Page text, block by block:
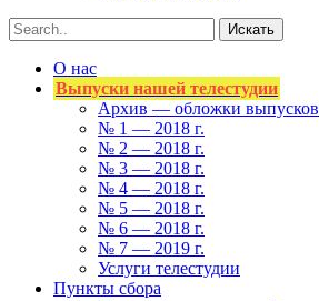
О нас
Выпуски нашей телестудии
Архив — обложки выпусков
№ 1 — 2018 г.
№ 2 — 2018 г.
№ 3 — 2018 г.
№ 4 — 2018 г.
№ 5 — 2018 г.
№ 6 — 2018 г.
№ 7 — 2019 г.
Услуги телестудии
Пункты сбора